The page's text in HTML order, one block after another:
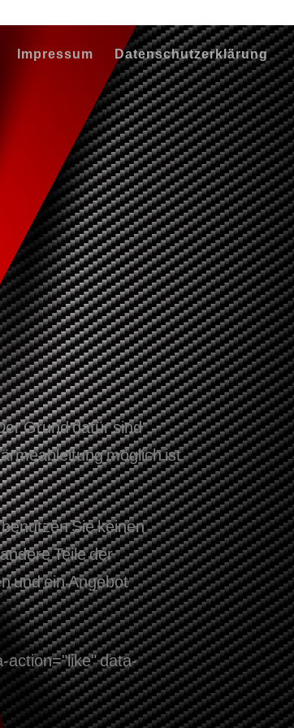
Impressum Datenschutzerklärung
Grund dafür sind
möglich ist
Sie keinen
Teile der
und ein Angebot
action="like" data-